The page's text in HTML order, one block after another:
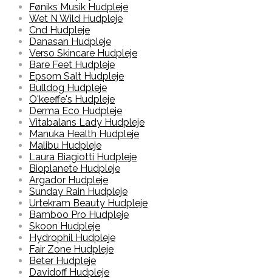
Føniks Musik Hudpleje
Wet N Wild Hudpleje
Cnd Hudpleje
Danasan Hudpleje
Verso Skincare Hudpleje
Bare Feet Hudpleje
Epsom Salt Hudpleje
Bulldog Hudpleje
O'keeffe's Hudpleje
Derma Eco Hudpleje
Vitabalans Lady Hudpleje
Manuka Health Hudpleje
Malibu Hudpleje
Laura Biagiotti Hudpleje
Bioplanete Hudpleje
Argador Hudpleje
Sunday Rain Hudpleje
Urtekram Beauty Hudpleje
Bamboo Pro Hudpleje
Skoon Hudpleje
Hydrophil Hudpleje
Fair Zone Hudpleje
Beter Hudpleje
Davidoff Hudpleje